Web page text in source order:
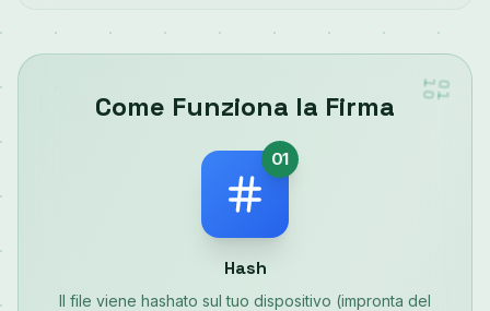
Come Funziona la Firma
01
Hash
Il file viene hashato sul tuo dispositivo (impronta del